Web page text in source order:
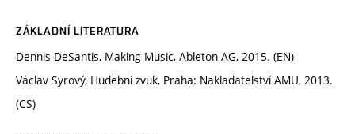
ZÁKLADNÍ LITERATURA
Dennis DeSantis, Making Music, Ableton AG, 2015. (EN)
Václav Syrový, Hudební zvuk, Praha: Nakladatelství AMU, 2013.
(CS)